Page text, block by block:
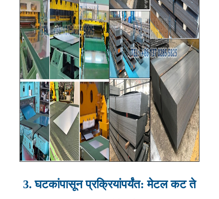
3. घटकांपासून प्रक्रियांपर्यंत: मेटल कट ते